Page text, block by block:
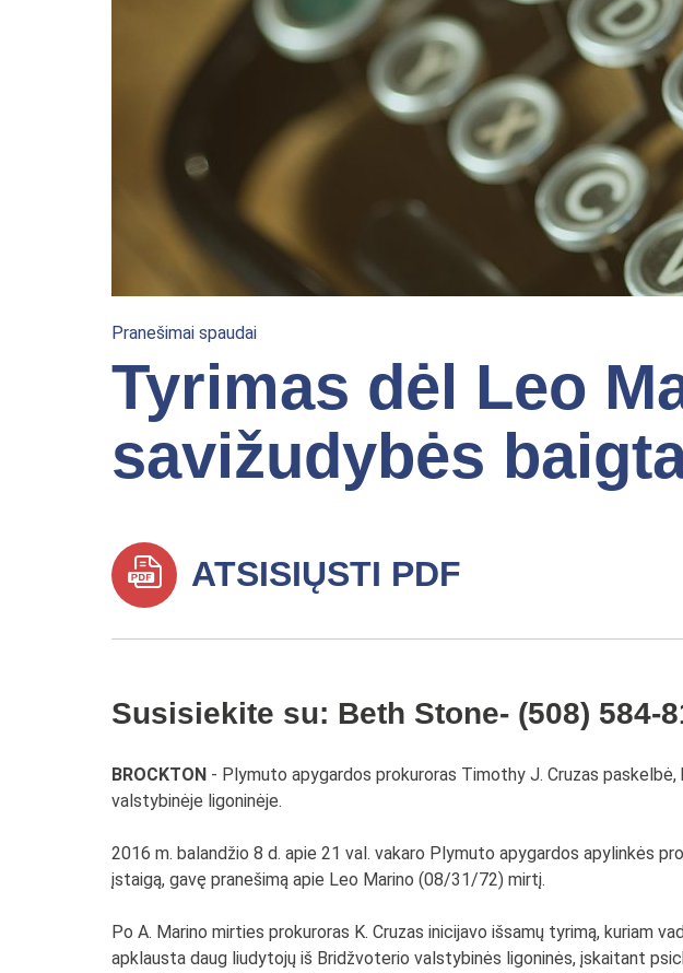
Pranešimai spaudai
Tyrimas dėl Leo
savižudybės
ATSISIŲSTI PDF
Susisiekite su: Beth Stone- (508) 584-
BROCKTON - Plymuto apygardos prokuroras Timothy J. Cruzas
valstybinėje ligoninėje.
2016 m. balandžio 8 d. apie 21 val. vakaro Plymuto apygardos apylinkės
įstaigą, gavę pranešimą apie Leo Marino (08/31/72) mirtį.
Po A. Marino mirties prokuroras K. Cruzas inicijavo išsamų tyrimą, kuriam
apklausta daug liudytojų iš Bridžvoterio valstybinės ligoninės, įskaitant